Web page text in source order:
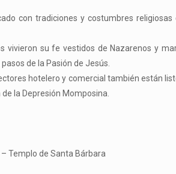
con tradiciones y costumbres religiosas
vivieron su fe vestidos de Nazarenos y
de la Pasión de Jesús.
hotelero y comercial también están
la Depresión Momposina.
Templo de Santa Bárbara